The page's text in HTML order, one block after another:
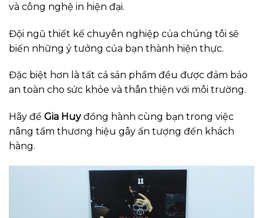
và công nghệ in hiện đại.
Đội ngũ thiết kế chuyên nghiệp của chúng tôi sẽ
biến những ý tưởng của bạn thành hiện thực.
Đặc biệt hơn là tất cả sản phẩm đều được đảm bảo
an toàn cho sức khỏe và thân thiện với môi trường.
Hãy để Gia Huyđồng hành cùng bạn trong việc
nâng tầm thương hiệu gây ấn tượng đến khách
hàng.